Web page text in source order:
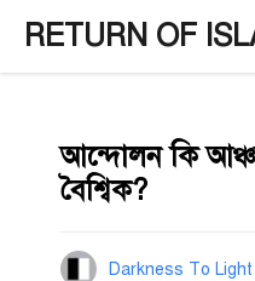
content
RETURN OF
আন্দোলন কি
বৈশ্বিক?
Darkness To Light